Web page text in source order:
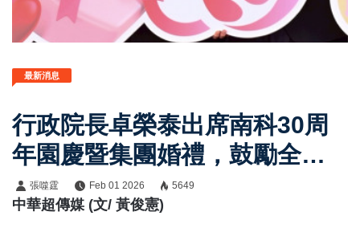
最新消息
行政院長卓榮泰出席南科30周
年園慶暨集團婚禮，鼓勵全民
共享經濟成長果實及敢婚願生
樂養政策
張噬霆 Feb 01 2026 5649
中華超傳媒 (文/ 黃俊憲)